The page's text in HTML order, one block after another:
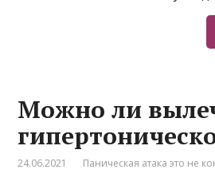
Можно ли
24.06.2021 Паническая атака это не